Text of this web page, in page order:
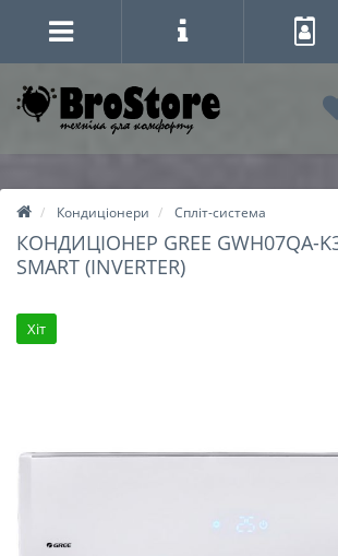
Кондиціонери Спліт-система
КОНДИЦІОНЕР GREE GWH07QA-
SMART (INVERTER)
Хіт